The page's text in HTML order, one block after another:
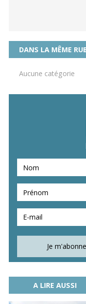
DANS LA MÊME
Aucune catégorie
A LIRE AUSSI